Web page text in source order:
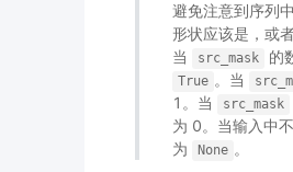
避免注意到序列
形状应该是，或
当
src_mask 的
True 。当
1。当 src_mask
为 0。当输入中
为
None 。